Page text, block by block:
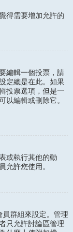
得需要增加允許的
編輯一個投票，請
定總是在此。如果
投票選項，但是一
以編輯或刪除它。
或執行其他的動
允許您使用。
員群組來設定。管理
只允許討論區管理